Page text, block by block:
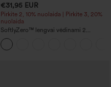
€31,95 EUR
Pirkite 2, 10% nuolaida | Pirkite 3, 20%
nuolaida
SoftlyZero™ lengvai vėdinami 2
viename InstantCool jogos šortai su
labai aukštu liemeniu, 5'' su kišenėmis
— ilgesnio ilgio